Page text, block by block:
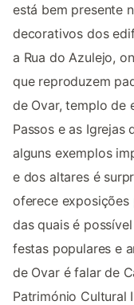
está bem presente
decorativos dos
a Rua do Azulejo,
que reproduzem
de Ovar, templo de
Passos e as Igrejas
alguns exemplos
e dos altares é
oferece exposições
das quais é
festas populares e
de Ovar é falar de
Património Cultural